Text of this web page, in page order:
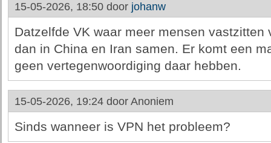
15-05-2026, 18:50 door johanw
Datzelfde VK waar meer mensen
dan in China en Iran samen. Er komt een
geen vertegenwoordiging daar hebben.
15-05-2026, 19:24 door Anoniem
Sinds wanneer is VPN het probleem?